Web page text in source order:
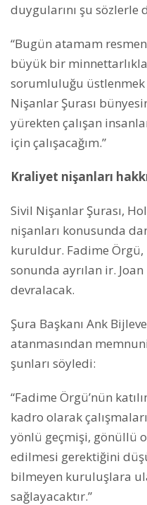
duygularını şu sözlerle
“Bugün atamam
büyük bir
sorumluluğu
Nişanlar Şurası
yürekten çalışan
için çalışacağım.”
Kraliyet nişanları
Sivil Nişanlar Şurası,
nişanları konusunda
kuruldur. Fadime
sonunda ayrılan ir.
devralacak.
Şura Başkanı Ank
atanmasından
şunları söyledi:
“Fadime Örgü’nün
kadro olarak
yönlü geçmişi, gönüllü
edilmesi gerektiğini
bilmeyen kuruluşlara
sağlayacaktır.”